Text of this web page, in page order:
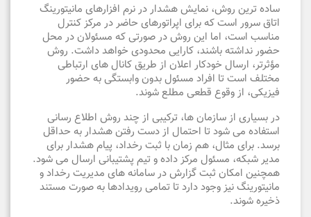
ساده ترین روش، نمایش هشدار در نرم افزارهای مانیتورینگ
اتاق سرور است که برای اپراتورهای حاضر در مرکز کنترل
مناسب است، اما این روش در صورتی که مسئولان در محل
حضور نداشته باشند، کارایی محدودی خواهد داشت. روش
مؤثرتر، ارسال خودکار اعلان از طریق کانال های ارتباطی
مختلف است تا افراد مسئول بدون وابستگی به حضور
فیزیکی، از وقوع قطعی مطلع شوند.
در بسیاری از سازمان ها، ترکیبی از چند روش اطلاع رسانی
استفاده می شود تا احتمال از دست رفتن هشدار به حداقل
برسد. برای مثال، هم زمان با ثبت رخداد، پیام هشدار برای
مدیر شبکه، مسئول مرکز داده و تیم پشتیبانی ارسال می شود.
همچنین امکان ثبت گزارش در سامانه های مدیریت رخداد و
مانیتورینگ نیز وجود دارد تا تمامی رویدادها به صورت مستند
ذخیره شوند.